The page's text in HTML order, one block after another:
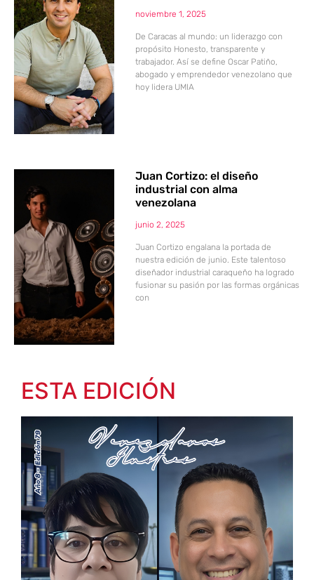
noviembre 1, 2025
De Caracas al mundo: un liderazgo con
propósito Honesto, transparente y
trabajador. Así se define Oscar Patiño,
abogado y emprendedor venezolano que
hoy lidera UMIA
Juan Cortizo: el diseño
industrial con alma
venezolana
junio 2, 2025
Juan Cortizo engalana la portada de
nuestra edición de junio. Este talentoso
diseñador industrial caraqueño ha logrado
fusionar su pasión por las formas orgánicas
con
ESTA EDICIÓN